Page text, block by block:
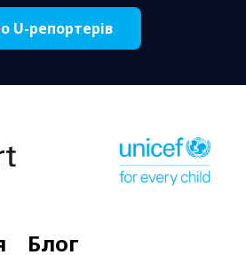
U-репортерів
Блог